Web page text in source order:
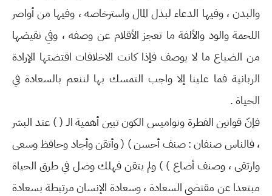
والبدن ، وفيها الدعاء لبذل المال واسترخاصه ، وفيها من أواصر
اللحمة والود والألفة ما تعجز الأقلام عن وصفه ، وفي نقيضها
من الضياع ما لا يوصف فإذا كانت الاخلافات اقتضتها الإرادة
الربانية فما علينا إلا واجب التمسك بها لننعم بالسعادة في
الحياة .
فإنّ قوانين الفطرة ونواميس الكون تبين أهمية الـ ( ) عند البشر
، فالناس صنفان : صنف أحسن ) ( وأتقن وأجاد وحافظ وسعى
وارتقى ، وصنف أضاع ) ) ولم يتقن فهلك وضل في طرق الحياة
مبتعدا عن مقتضى السعادة ، وسعادة الإنسان مرتبطة بسعادة